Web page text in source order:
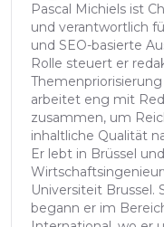
Pascal Michiels ist
und verantwortlich
und SEO-basierte
Rolle steuert er
arbeitet eng mit
zusammen, um
inhaltliche Qualität
Er lebt in Brüssel
Universiteit Brussel.
begann er im